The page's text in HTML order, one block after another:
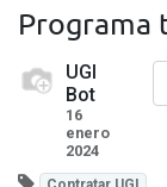
Programa
UGI
Bot
16
enero
2024